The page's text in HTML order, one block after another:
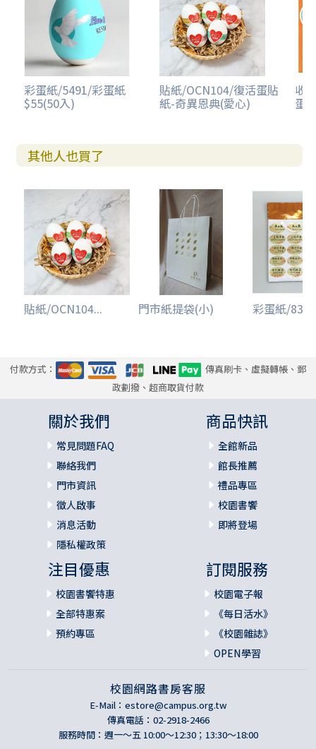
彩蛋紙/5491/彩蛋紙
$55(50入)
貼紙/OCN104/復活蛋貼
紙-奇異恩典(愛心)
收
蛋
其他人也買了
貼紙/OCN104... 門市紙提袋(小) 彩蛋紙/
付款方式：
傳真刷卡、虛擬轉帳、郵
政劃撥、超商取貨付款
關於我們
常見問題FAQ
聯絡我們
門市資訊
徵人啟事
消息活動
隱私權政策
商品快訊
全館新品
館長推薦
禮品專區
校園書饗
即將登場
注目優惠
校園書饗特惠
全部特惠案
預約專區
訂閱服務
校園電子報
《每日活水》
《校園雜誌》
OPEN學習
校園網路書房客服
E-Mail： estore@campus.org.tw
傳真電話：02-2918-2466
服務時間：週一～五 10:00～12:30；13:30～18:00